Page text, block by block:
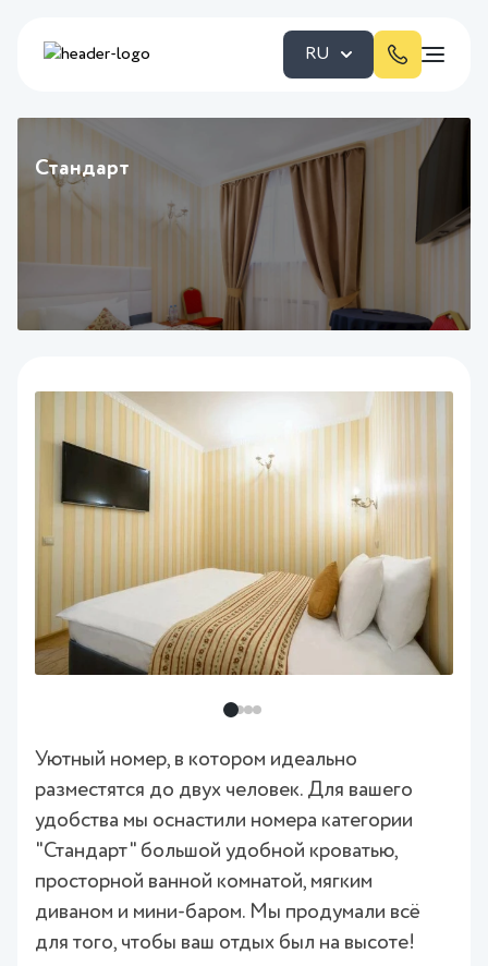
RU
Стандарт
Уютный номер, в котором идеально
разместятся до двух человек. Для вашего
удобства мы оснастили номера категории
"Стандарт" большой удобной кроватью,
просторной ванной комнатой, мягким
диваном и мини-баром. Мы продумали всё
для того, чтобы ваш отдых был на высоте!